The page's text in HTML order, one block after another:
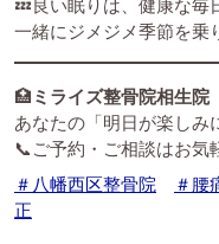
一緒にジメジメ季節を乗
🏥ミライズ整骨院相生院
あなたの「明日が楽しみ
📞ご予約・ご相談はお気
＃八幡西区整骨院
＃腰
正